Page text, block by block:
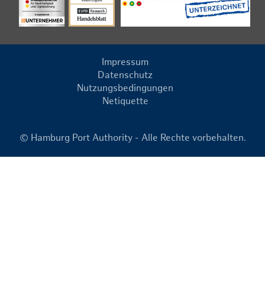
Impressum
Datenschutz
Nutzungsbedingungen
Netiquette
© Hamburg Port Authority - Alle Rechte vorbehalten.